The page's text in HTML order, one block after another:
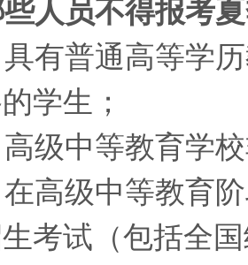
人员不得报考
具有普通高等学
学生；
高级中等教育学
在高级中等教育
考试（包括全